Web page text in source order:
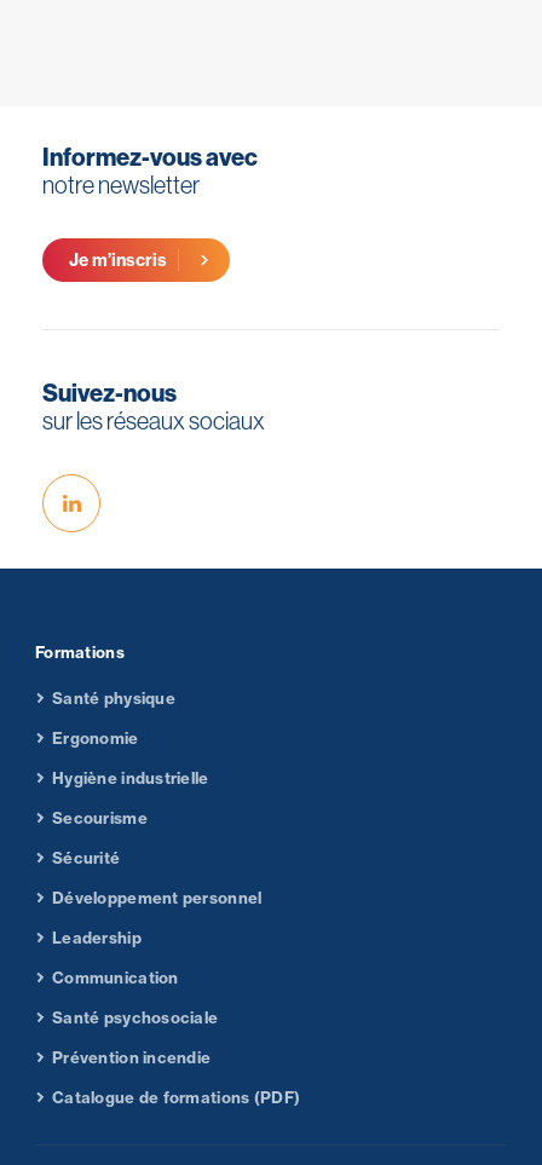
Informez-vous avec
notre newsletter
Je m’inscris
Suivez-nous
sur les réseaux sociaux
Formations
Santé physique
Ergonomie
Hygiène industrielle
Secourisme
Sécurité
Développement personnel
Leadership
Communication
Santé psychosociale
Prévention incendie
Catalogue de formations (PDF)